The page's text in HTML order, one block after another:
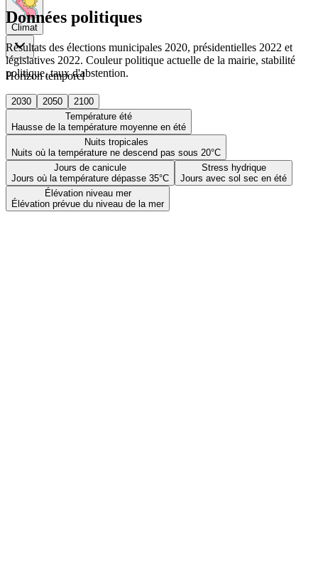
Climat
Horizon temporel
2030 2050
2100
Température été
Hausse de la température moyenne en été
Nuits tropicales
Nuits où la température ne descend pas sous 20°C
Jours de canicule
Jours où la température dépasse 35°C
Stress hydrique
Jours avec sol sec en été
Élévation niveau mer
Élévation prévue du niveau de la mer
Données politiques
Résultats des élections municipales 2020, présidentielles 2022 et
législatives 2022. Couleur politique actuelle de la mairie, stabilité
politique, taux d'abstention.